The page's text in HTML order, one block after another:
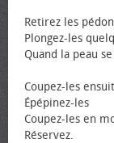
Retirez les
Plongez-les
Quand la peau
Coupez-les
Épépinez-les
Coupez-les en
Réservez.